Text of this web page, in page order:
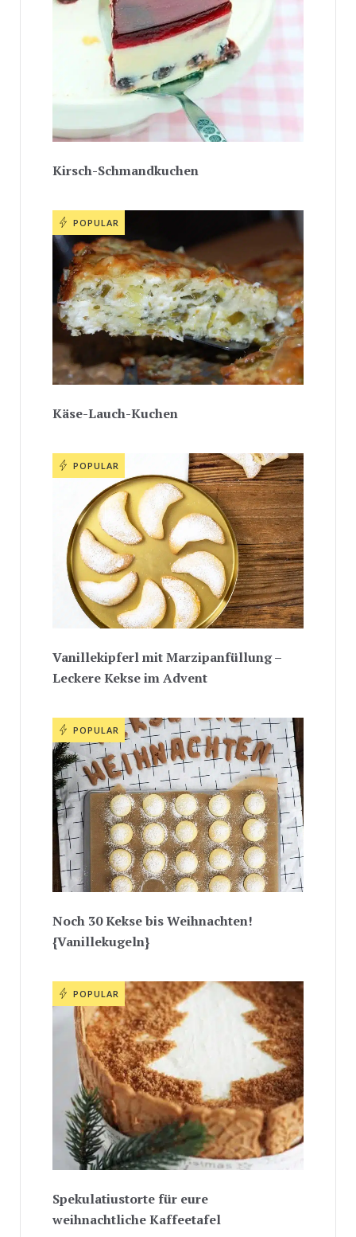
Kirsch-Schmandkuchen
POPULAR
Käse-Lauch-Kuchen
POPULAR
Vanillekipferl mit Marzipanfüllung –
Leckere Kekse im Advent
POPULAR
Noch 30 Kekse bis Weihnachten!
{Vanillekugeln}
POPULAR
Spekulatiustorte für eure
weihnachtliche Kaffeetafel